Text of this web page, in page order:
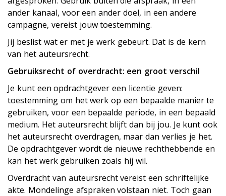
ander kanaal, voor een ander doel, in een andere
campagne, vereist jouw toestemming.
Jij beslist wat er met je werk gebeurt. Dat is de kern
van het auteursrecht.
Gebruiksrecht of overdracht: een groot verschil
Je kunt een opdrachtgever een licentie geven:
toestemming om het werk op een bepaalde manier te
gebruiken, voor een bepaalde periode, in een bepaald
medium. Het auteursrecht blijft dan bij jou. Je kunt ook
het auteursrecht overdragen, maar dan verlies je het.
De opdrachtgever wordt de nieuwe rechthebbende en
kan het werk gebruiken zoals hij wil.
Overdracht van auteursrecht vereist een schriftelijke
akte. Mondelinge afspraken volstaan niet. Toch gaan